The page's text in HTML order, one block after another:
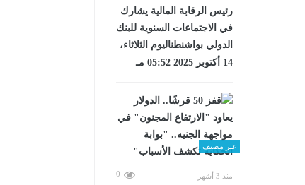
رئيس الرقابة المالية يشارك
في الاجتماعات السنوية للبنك
الدولي بواشنطناليوم الثلاثاء،
14 أكتوبر 2025 05:52 مـ
غير مصنف
منذ 3 أشهر 0